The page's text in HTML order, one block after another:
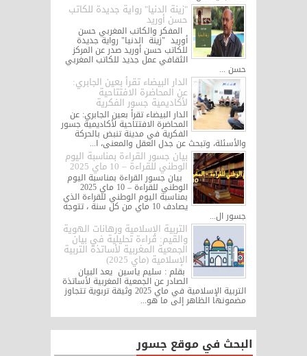
"زينة الدنيا" رواية جديدة للكاتب
حسن أوريد
المفكر والكاتب المغربي حسن
أوريد "زينة الدنيا" رواية جديدة
للكاتب حسن أوريد صدر عن المركز
الثقافي عمل جديد للكاتب المغربي
حسن ...
الدار البيضاء تقرأ بعين الجابري:
عن المحاضرة الافتتاحية
لأكاديمية جسور الفكرية
الدار البيضاء تقرأ بعين الجابري: عن
المحاضرة الافتتاحية لأكاديمية جسور
الفكرية في مدينة تنبض بالحركة
والأسئلة، وتبحث عن جدل العقل والمعنى، ا...
بيان جسور القراءة بمناسبة اليوم
الوطني للقراءة – 10 ماي 2025
بيان جسور القراءة بمناسبة اليوم
الوطني للقراءة – 10 ماي 2025
بمناسبة اليوم الوطني للقراءة الذي
يصادف 10 ماي من كل سنة ، تتوجه
جسور ال...
التربية الإسلامية ورهانات الهوية
والقيم: قراءة تحليلية في بيان
الجمعية المغربية لأساتذة التربية
الإسلامية (ماي 2025)
بقلم : سليم ياسين يعد البيان
الصادر عن الجمعية المغربية لأساتذة
التربية الإسلامية في ماي 2025 وثيقة تربوية تتجاوز
مضمونها الظاهر إلى ما هو...
البحث في موقع جسور